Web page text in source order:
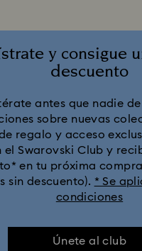
y consigue
descuento
antes que nadie
sobre nuevas
regalo y acceso
el Swarovski Club y
en tu próxima
sin descuento). * Se
condiciones
Únete al club